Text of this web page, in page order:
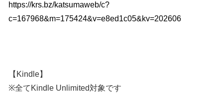
https://krs.bz/katsumaweb/c?
c=167968&m=175424&v=e8ed1c05&kv=202606
【Kindle】
※全てKindle Unlimited対象です